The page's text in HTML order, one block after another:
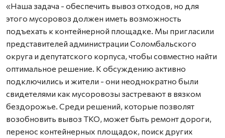
«Наша задача - обеспечить вывоз отходов, но для
этого мусоровоз должен иметь возможность
подъехать к контейнерной площадке. Мы пригласили
представителей администрации Соломбальского
округа и депутатского корпуса, чтобы совместно найти
оптимальное решение. К обсуждению активно
подключились и жители - они неоднократно были
свидетелями как мусоровозы застревают в вязком
бездорожье. Среди решений, которые позволят
возобновить вывоз ТКО, может быть ремонт дороги,
перенос контейнерных площадок, поиск других